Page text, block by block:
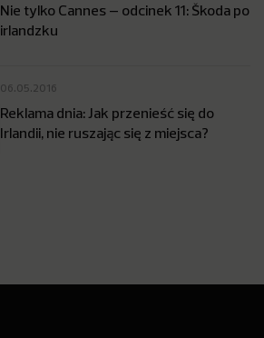
Nie tylko Cannes – odcinek 11: Škoda po
irlandzku
06.05.2016
Reklama dnia: Jak przenieść się do
Irlandii, nie ruszając się z miejsca?